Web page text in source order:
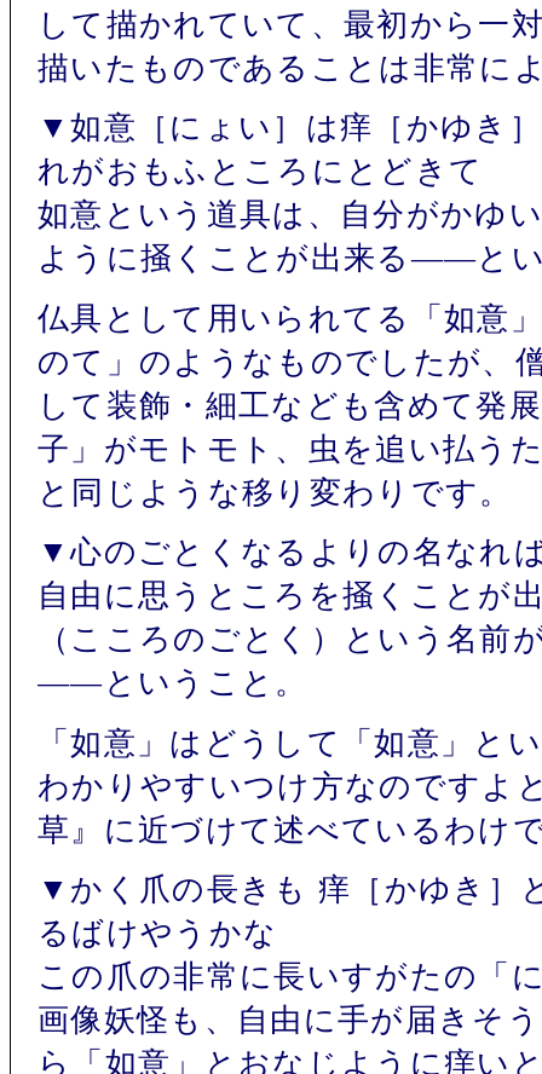
して描かれていて、最初から一
描いたものであることは非常に
▼如意［にょい］は痒［かゆき
れがおもふところにとどきて
如意という道具は、自分がかゆ
ように掻くことが出来る――と
仏具として用いられてる「如意
のて」のようなものでしたが、
して装飾・細工なども含めて発
子」がモトモト、虫を追い払う
と同じような移り変わりです。
▼心のごとくなるよりの名なれ
自由に思うところを掻くことが
（こころのごとく）という名前
――ということ。
「如意」はどうして「如意」と
わかりやすいつけ方なのですよ
草』に近づけて述べているわけ
▼かく爪の長きも 痒［かゆき］
るばけやうかな
この爪の非常に長いすがたの「
画像妖怪も、自由に手が届きそ
ら「如意」とおなじように痒い